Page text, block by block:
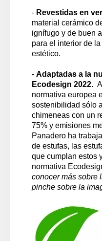
- Revestidas en
material cerámico
ignífugo y de buen
para el interior de
estético.
- Adaptadas a la
Ecodesign 2022.
normativa europea
sostenibilidad sólo
chimeneas con un
75% y emisiones
Panadero ha
de estufas, las
que cumplan estos
normativa
conocer más sobre
pinche sobre la